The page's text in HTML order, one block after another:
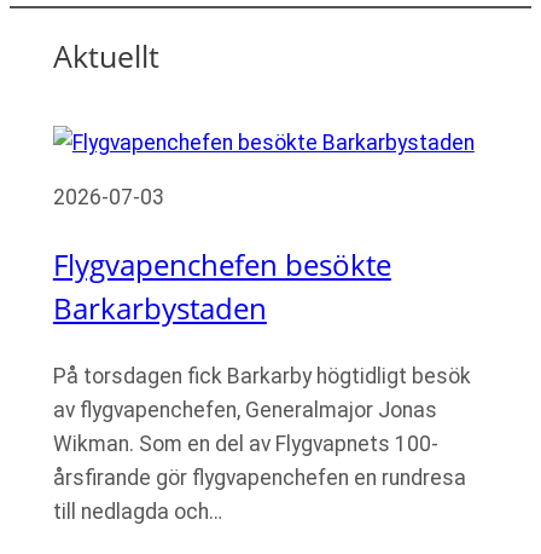
Aktuellt
2026-07-03
Flygvapenchefen besökte
Barkarbystaden
På torsdagen fick Barkarby högtidligt besök
av flygvapenchefen, Generalmajor Jonas
Wikman. Som en del av Flygvapnets 100-
årsfirande gör flygvapenchefen en rundresa
till nedlagda och…